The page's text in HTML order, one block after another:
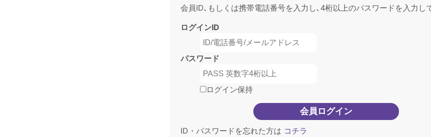
会員ID､もしくは携帯電話番号を入力し､4桁以上のパスワードを入力し
ログインID
パスワード
ログイン保持
ID・パスワードを忘れた方は コチラ